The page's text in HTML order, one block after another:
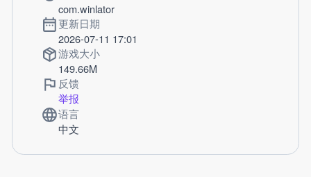
com.winlator
更新日期
2026-07-11 17:01
游戏大小
149.66M
反馈
举报
语言
中文